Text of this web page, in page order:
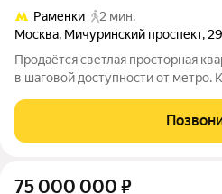
Раменки
2 мин.
Москва, Мичуринский проспект, 29
Продаётся светлая просторная
в шаговой доступности от метро.
Есть постирочная. Ремонт делали
материалов. Наличие
75 000 000 ₽